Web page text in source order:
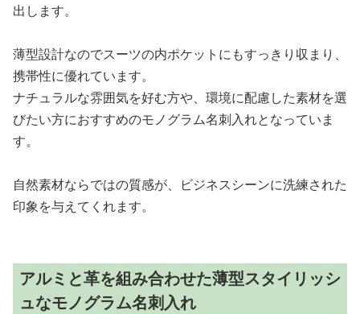
出します。
薄型設計なのでスーツの内ポケットにもすっきり収まり、
携帯性に優れています。
ナチュラルな雰囲気を好む方や、環境に配慮した素材を選
びたい方におすすめのモノグラム名刺入れとなっていま
す。
自然素材ならではの質感が、ビジネスシーンに洗練された
印象を与えてくれます。
アルミと革を組み合わせた薄型スタイリッシ
ュなモノグラム名刺入れ